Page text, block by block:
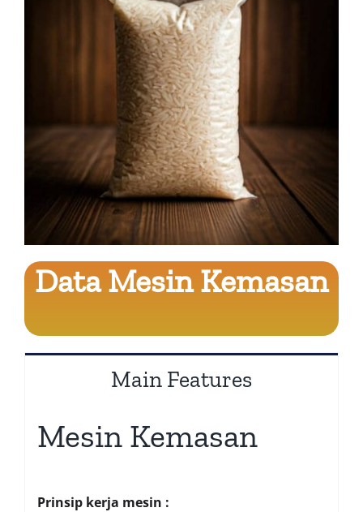
Data Mesin Kemasan
Main Features
Mesin Kemasan
Prinsip kerja mesin :